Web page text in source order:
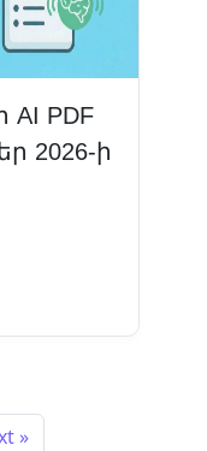
PDF
2026-ի
»